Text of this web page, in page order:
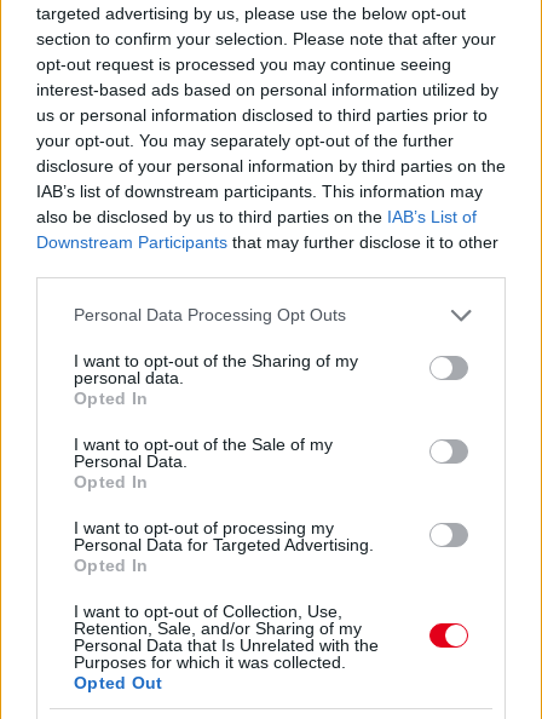
targeted advertising by us, please use the below opt-out
section to confirm your selection. Please note that after your
opt-out request is processed you may continue seeing
interest-based ads based on personal information utilized by
us or personal information disclosed to third parties prior to
your opt-out. You may separately opt-out of the further
disclosure of your personal information by third parties on the
IAB’s list of downstream participants. This information may
also be disclosed by us to third parties on the IAB’s List of
Downstream Participants that may further disclose it to other
Please note that this website/app uses one or more Google
not limited to your visit or usage behaviour. You may click to
grant or deny consent to Google and its third-party tags to
use your data for below specified purposes in below Google
consent section.
Personal Data Processing Opt Outs
I want to opt-out of the Sharing of my
personal data.
Opted In
I want to opt-out of the Sale of my
Personal Data.
Opted In
I want to opt-out of processing my
Personal Data for Targeted Advertising.
Opted In
I want to opt-out of Collection, Use,
Retention, Sale, and/or Sharing of my
Personal Data that Is Unrelated with the
Purposes for which it was collected.
Opted Out
4 napja
Vezető helyről bukott hatalmasat Ogier a Finn Ralin –
videó
4 napja
Molnár Martin második lett Silverstone-ban, a
bajnokságban is előrelépett